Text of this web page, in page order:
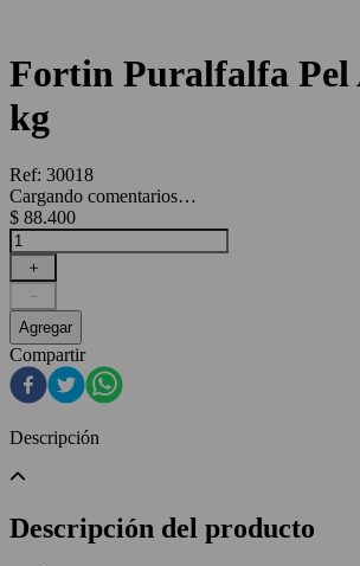
Fortin Puralfalfa Pel
kg
Ref: 30018
Cargando comentarios…
$ 88.400
＋
－
Agregar
Compartir
Descripción
Descripción del producto